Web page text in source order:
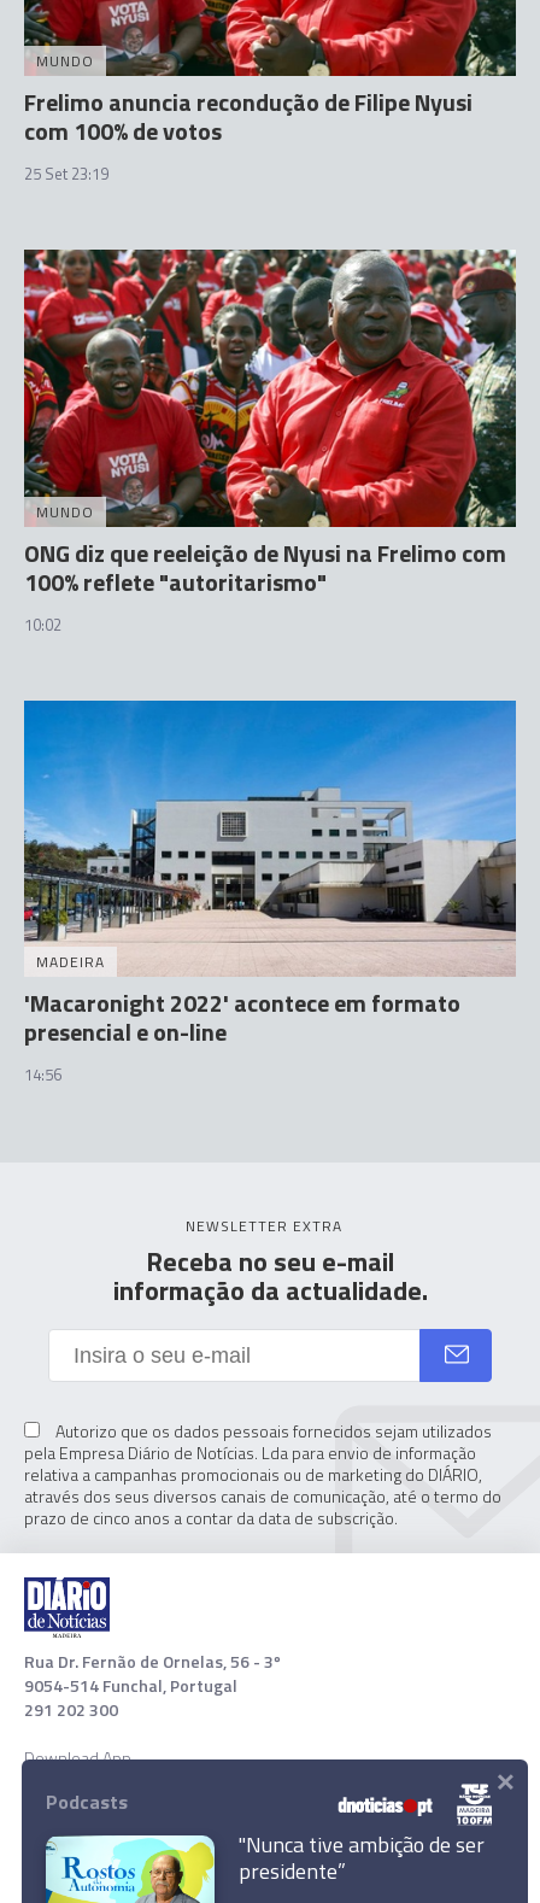
MUNDO
Frelimo anuncia recondução de Filipe Nyusi
com 100% de votos
25 Set 23:19
MUNDO
ONG diz que reeleição de Nyusi na Frelimo com
100% reflete "autoritarismo"
10:02
MADEIRA
'Macaronight 2022' acontece em formato
presencial e on-line
14:56
NEWSLETTER EXTRA
Receba no seu e-mail
informação da actualidade.
Autorizo que os dados pessoais fornecidos sejam utilizados
pela Empresa Diário de Notícias. Lda para envio de informação
relativa a campanhas promocionais ou de marketing do DIÁRIO,
através dos seus diversos canais de comunicação, até o termo do
prazo de cinco anos a contar da data de subscrição.
Rua Dr. Fernão de Ornelas, 56 - 3º
9054-514 Funchal, Portugal
291 202 300
Download App
Podcasts
"Nunca tive ambição de ser
presidente”
×